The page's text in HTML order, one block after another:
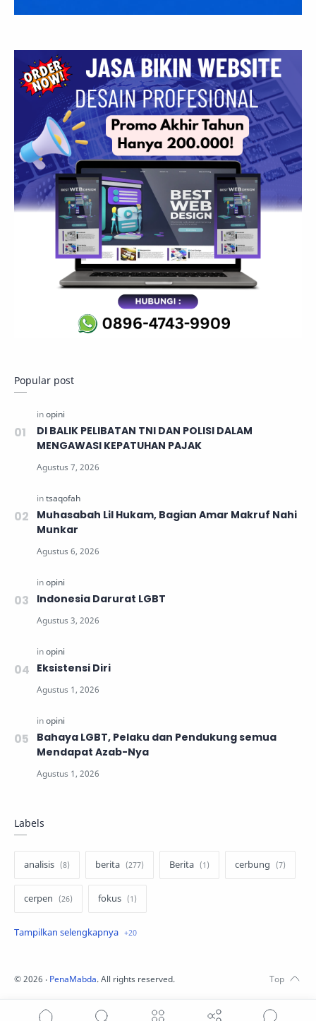
Popular post
DI BALIK PELIBATAN TNI DAN POLISI DALAM
MENGAWASI KEPATUHAN PAJAK
Muhasabah Lil Hukam, Bagian Amar Makruf Nahi
Munkar
Indonesia Darurat LGBT
Eksistensi Diri
Bahaya LGBT, Pelaku dan Pendukung semua
Mendapat Azab-Nya
Labels
analisis berita Berita cerbung
cerpen fokus
hukum internasional
©2026 ‧ PenaMabda. All rights reserved.